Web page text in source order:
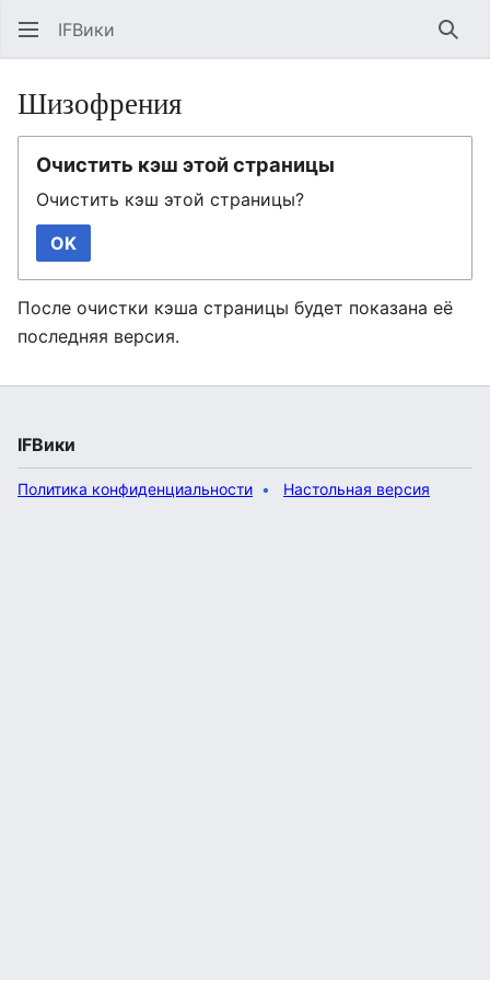
IFВики
Шизофрения
Очистить кэш этой страницы
Очистить кэш этой страницы?
OK
После очистки кэша страницы будет показана её
последняя версия.
IFВики
Политика конфиденциальности Настольная версия